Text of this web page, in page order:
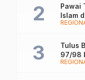
Pawai
Islam
Tulus
97/98